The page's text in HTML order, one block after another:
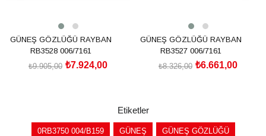
GÜNEŞ GÖZLÜĞÜ RAYBAN
RB3528 006/7161
₺7.924,00
₺9.905,00
GÜNEŞ GÖZLÜĞÜ RAYBAN
RB3527 006/7161
₺6.661,00
₺8.326,00
Etiketler
0RB3750 004/B159 GÜNEŞ GÜNEŞ GÖZLÜĞÜ